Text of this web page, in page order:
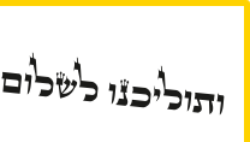
ותוליכנו לשלום